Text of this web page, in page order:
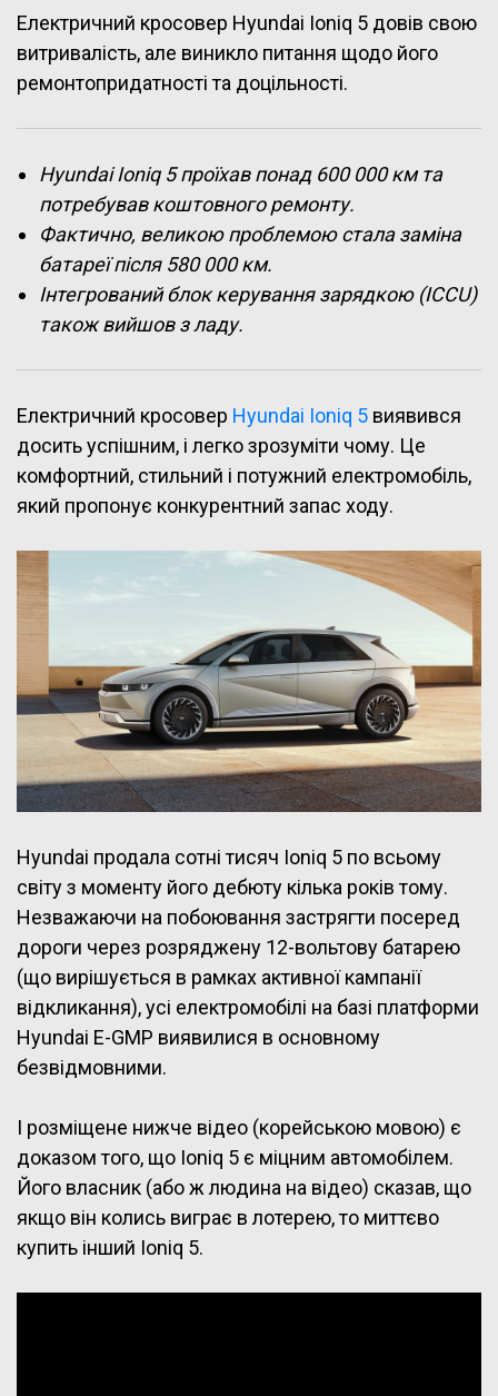
Електричний кросовер Hyundai Ioniq 5 довів свою
витривалість, але виникло питання щодо його
ремонтопридатності та доцільності.
Hyundai Ioniq 5 проїхав понад 600 000 км та
потребував коштовного ремонту.
Фактично, великою проблемою стала заміна
батареї після 580 000 км.
Інтегрований блок керування зарядкою (ICCU)
також вийшов з ладу.
Електричний кросовер Hyundai Ioniq 5 виявився
досить успішним, і легко зрозуміти чому. Це
комфортний, стильний і потужний електромобіль,
який пропонує конкурентний запас ходу.
Hyundai продала сотні тисяч Ioniq 5 по всьому
світу з моменту його дебюту кілька років тому.
Незважаючи на побоювання застрягти посеред
дороги через розряджену 12-вольтову батарею
(що вирішується в рамках активної кампанії
відкликання), усі електромобілі на базі платформи
Hyundai E-GMP виявилися в основному
безвідмовними.
І розміщене нижче відео (корейською мовою) є
доказом того, що Ioniq 5 є міцним автомобілем.
Його власник (або ж людина на відео) сказав, що
якщо він колись виграє в лотерею, то миттєво
купить інший Ioniq 5.